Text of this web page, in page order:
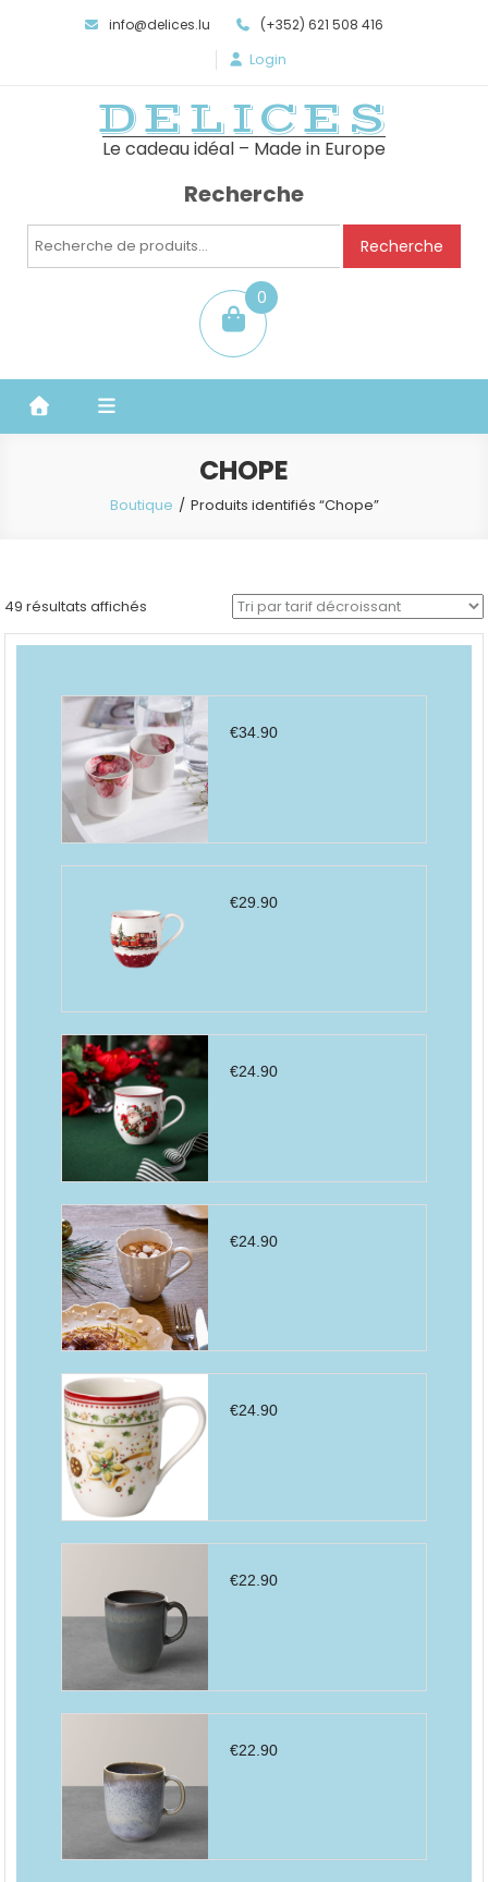
info@delices.lu (+352) 621 508 416
Login
DELICES
Le cadeau idéal – Made in Europe
Recherche
Recherche
Recherche
0
item
CHOPE
Boutique Produits identifiés “Chope”
49 résultats affichés
par
€34.90
€29.90
€24.90
€24.90
€24.90
€22.90
€22.90